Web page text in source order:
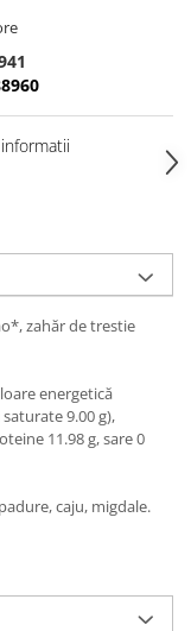
zahăr de trestie
energetică
9.00 g),
11.98 g, sare 0
caju, migdale.